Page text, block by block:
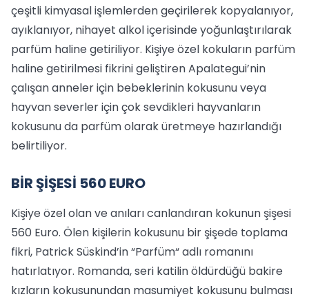
çeşitli kimyasal işlemlerden geçirilerek kopyalanıyor,
ayıklanıyor, nihayet alkol içerisinde yoğunlaştırılarak
parfüm haline getiriliyor. Kişiye özel kokuların parfüm
haline getirilmesi fikrini geliştiren Apalategui’nin
çalışan anneler için bebeklerinin kokusunu veya
hayvan severler için çok sevdikleri hayvanların
kokusunu da parfüm olarak üretmeye hazırlandığı
belirtiliyor.
BİR ŞİŞESİ 560 EURO
Kişiye özel olan ve anıları canlandıran kokunun şişesi
560 Euro. Ölen kişilerin kokusunu bir şişede toplama
fikri, Patrick Süskind’in “Parfüm“ adlı romanını
hatırlatıyor. Romanda, seri katilin öldürdüğü bakire
kızların kokusunundan masumiyet kokusunu bulması